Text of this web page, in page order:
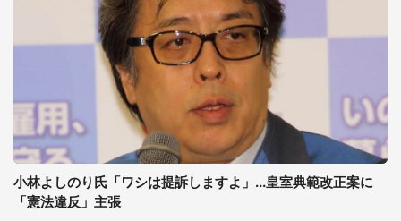
小林よしのり氏「ワシは提訴しますよ」...皇室典範改正案に
「憲法違反」主張